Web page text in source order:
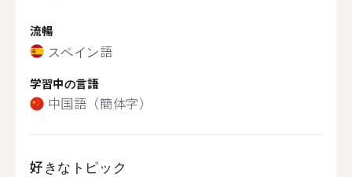
流暢
スペイン語
学習中の言語
中国語（簡体字）
好きなトピック